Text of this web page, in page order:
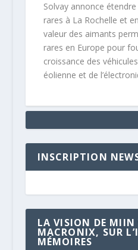
Solvay annonce
rares à La Rochelle et
valeur des aimants
rares en Europe pour
croissance des
éolienne et de
INSCRIPTION
LA VISION DE MIIN
MACRONIX, SUR
MÉMOIRES